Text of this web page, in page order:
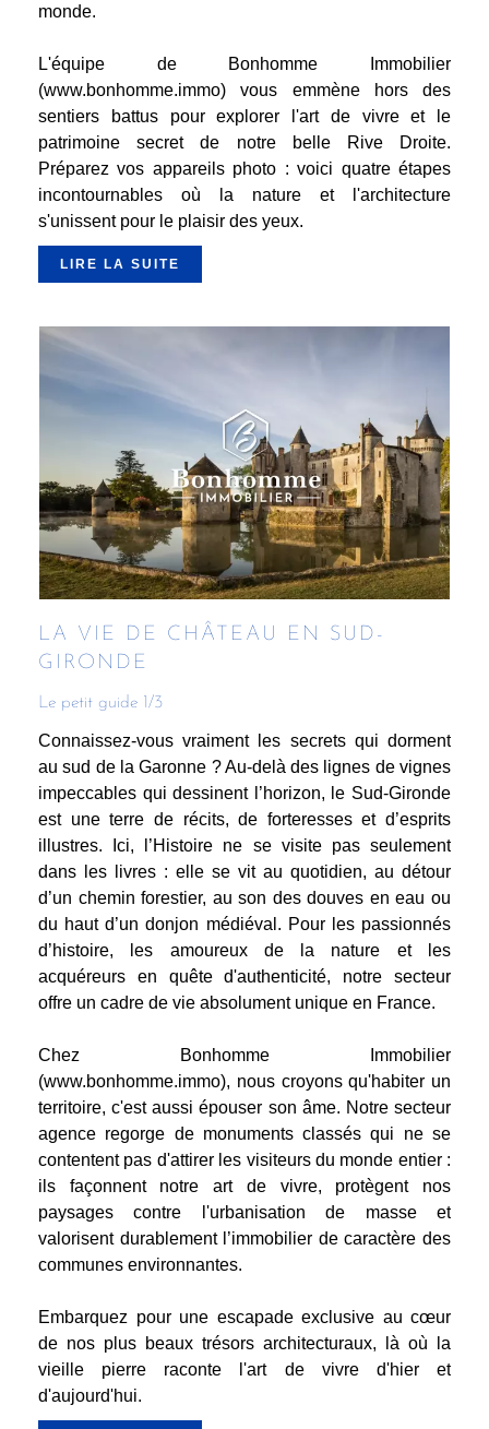
monde.
L'équipe de Bonhomme Immobilier
(www.bonhomme.immo) vous emmène hors des
sentiers battus pour explorer l'art de vivre et le
patrimoine secret de notre belle Rive Droite.
Préparez vos appareils photo : voici quatre étapes
incontournables où la nature et l'architecture
s'unissent pour le plaisir des yeux.
LIRE LA SUITE
LA VIE DE CHÂTEAU EN SUD-
GIRONDE
Le petit guide 1/3
Connaissez-vous vraiment les secrets qui dorment
au sud de la Garonne ? Au-delà des lignes de vignes
impeccables qui dessinent l’horizon, le Sud-Gironde
est une terre de récits, de forteresses et d’esprits
illustres. Ici, l’Histoire ne se visite pas seulement
dans les livres : elle se vit au quotidien, au détour
d’un chemin forestier, au son des douves en eau ou
du haut d’un donjon médiéval. Pour les passionnés
d’histoire, les amoureux de la nature et les
acquéreurs en quête d'authenticité, notre secteur
offre un cadre de vie absolument unique en France.
Chez Bonhomme Immobilier
(www.bonhomme.immo), nous croyons qu'habiter un
territoire, c'est aussi épouser son âme. Notre secteur
agence regorge de monuments classés qui ne se
contentent pas d'attirer les visiteurs du monde entier :
ils façonnent notre art de vivre, protègent nos
paysages contre l'urbanisation de masse et
valorisent durablement l’immobilier de caractère des
communes environnantes.
Embarquez pour une escapade exclusive au cœur
de nos plus beaux trésors architecturaux, là où la
vieille pierre raconte l'art de vivre d'hier et
d'aujourd'hui.